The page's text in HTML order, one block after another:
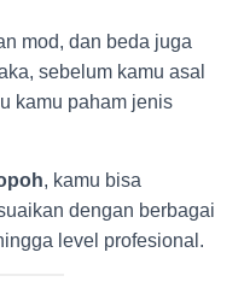
mod, dan beda juga
sebelum kamu asal
kamu paham jenis
, kamu bisa
dengan berbagai
level profesional.